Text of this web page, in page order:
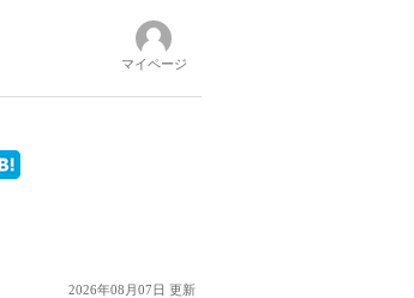
マイページ
2026年08月07日 更新